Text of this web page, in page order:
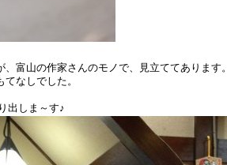
富山の作家さんのモノで、見立ててあります。
なしでした。
出しま～す♪